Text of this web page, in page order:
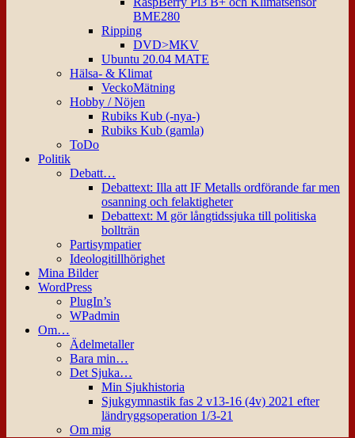
BME280
Ripping
DVD>MKV
Ubuntu 20.04 MATE
Hälsa- & Klimat
VeckoMätning
Hobby / Nöjen
Rubiks Kub (-nya-)
Rubiks Kub (gamla)
ToDo
Politik
Debatt…
Debattext: Illa att IF Metalls ordförande far men
osanning och felaktigheter
Debattext: M gör långtidssjuka till politiska
bollträn
Partisympatier
Ideologitillhörighet
Mina Bilder
WordPress
PlugIn’s
WPadmin
Om…
Ädelmetaller
Bara min…
Det Sjuka…
Min Sjukhistoria
Sjukgymnastik fas 2 v13-16 (4v) 2021 efter
ländryggsoperation 1/3-21
Om mig